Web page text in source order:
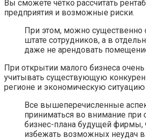
Вы сможете чётко рассчитать
предприятия и возможные риски.
При этом, можно существенно
штате сотрудников, а в
даже не арендовать
При открытии малого бизнеса
учитывать существующую
регионе и экономическую
Все вышеперечисленные
приниматься во внимание при
бизнес-плана будущей фирмы,
избежать возможных неудач